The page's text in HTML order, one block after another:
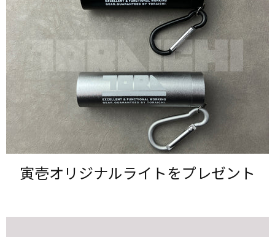
寅壱オリジナルライトを​プレゼント